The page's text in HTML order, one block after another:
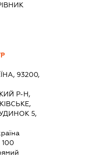
93200,
Р-Н,
5,
100